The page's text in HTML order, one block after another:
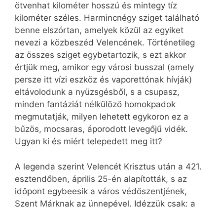
ötvenhat kilométer hosszú és mintegy tíz
kilométer széles. Harmincnégy sziget található
benne elszórtan, amelyek közül az egyiket
nevezi a közbeszéd Velencének. Történetileg
az összes sziget egybetartozik, s ezt akkor
értjük meg, amikor egy városi busszal (amely
persze itt vízi eszköz és vaporettónak hívják)
eltávolodunk a nyüzsgésből, s a csupasz,
minden fantáziát nélkülöző homokpadok
megmutatják, milyen lehetett egykoron ez a
bűzös, mocsaras, áporodott levegőjű vidék.
Ugyan ki és miért telepedett meg itt?
A legenda szerint Velencét Krisztus után a 421.
esztendőben, április 25-én alapították, s az
időpont egybeesik a város védőszentjének,
Szent Márknak az ünnepével. Idézzük csak: a